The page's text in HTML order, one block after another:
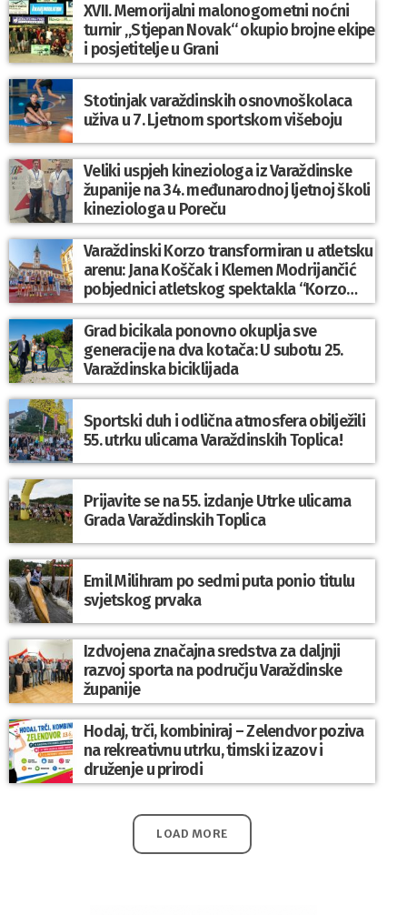
XVII. Memorijalni malonogometni noćni
turnir „Stjepan Novak“ okupio brojne ekipe
i posjetitelje u Grani
Stotinjak varaždinskih osnovnoškolaca
uživa u 7. Ljetnom sportskom višeboju
Veliki uspjeh kineziologa iz Varaždinske
županije na 34. međunarodnoj ljetnoj školi
kineziologa u Poreču
Varaždinski Korzo transformiran u atletsku
arenu: Jana Koščak i Klemen Modrijančić
pobjednici atletskog spektakla “Korzo
Jump 2026”
Grad bicikala ponovno okuplja sve
generacije na dva kotača: U subotu 25.
Varaždinska biciklijada
Sportski duh i odlična atmosfera obilježili
55. utrku ulicama Varaždinskih Toplica!
Prijavite se na 55. izdanje Utrke ulicama
Grada Varaždinskih Toplica
Emil Milihram po sedmi puta ponio titulu
svjetskog prvaka
Izdvojena značajna sredstva za daljnji
razvoj sporta na području Varaždinske
županije
Hodaj, trči, kombiniraj – Zelendvor poziva
na rekreativnu utrku, timski izazov i
druženje u prirodi
LOAD MORE